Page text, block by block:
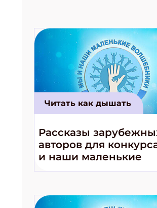
Читать как дышать
Рассказы
авторов для
и наши маленькие
волшебники!»